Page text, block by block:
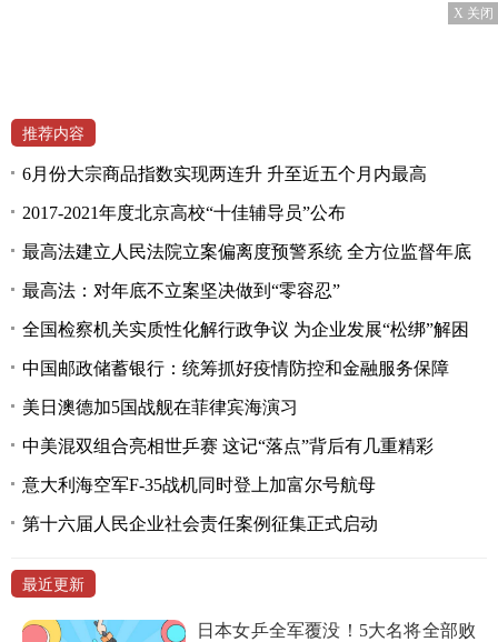
X 关闭
推荐内容
6月份大宗商品指数实现两连升 升至近五个月内最高
2017-2021年度北京高校“十佳辅导员”公布
最高法建立人民法院立案偏离度预警系统 全方位监督年底
最高法：对年底不立案坚决做到“零容忍”
全国检察机关实质性化解行政争议 为企业发展“松绑”解困
中国邮政储蓄银行：统筹抓好疫情防控和金融服务保障
美日澳德加5国战舰在菲律宾海演习
中美混双组合亮相世乒赛 这记“落点”背后有几重精彩
意大利海空军F-35战机同时登上加富尔号航母
第十六届人民企业社会责任案例征集正式启动
最近更新
日本女乒全军覆没！5大名将全部败